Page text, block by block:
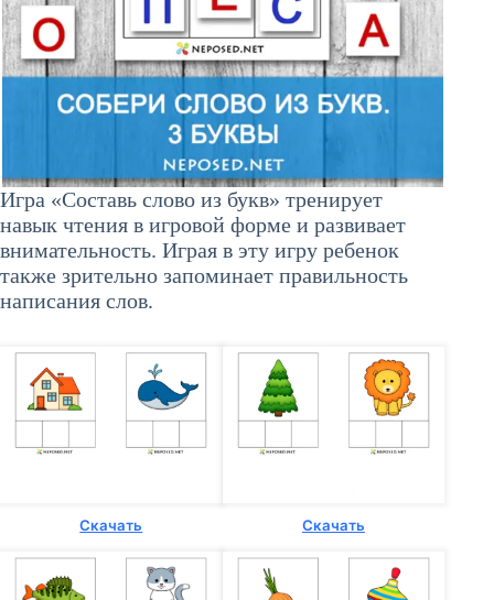
Игра «Составь слово из букв» тренирует
навык чтения в игровой форме и развивает
внимательность. Играя в эту игру ребенок
также зрительно запоминает правильность
написания слов.
Скачать Скачать